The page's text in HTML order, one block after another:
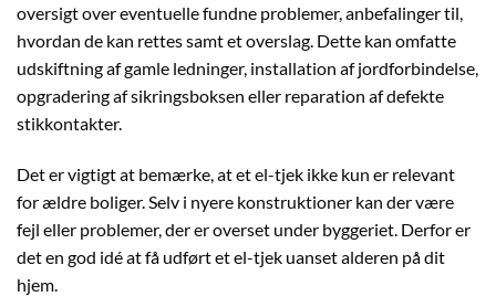
oversigt over eventuelle fundne problemer, anbefalinger til,
hvordan de kan rettes samt et overslag. Dette kan omfatte
udskiftning af gamle ledninger, installation af jordforbindelse,
opgradering af sikringsboksen eller reparation af defekte
stikkontakter.
Det er vigtigt at bemærke, at et el-tjek ikke kun er relevant
for ældre boliger. Selv i nyere konstruktioner kan der være
fejl eller problemer, der er overset under byggeriet. Derfor er
det en god idé at få udført et el-tjek uanset alderen på dit
hjem.